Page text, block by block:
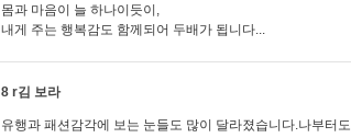
몸과 마음이 늘 하나이듯이,
내게 주는 행복감도 함께되어 두배가 됩니다...
8 r김 보라
유행과 패션감각에 보는 눈들도 많이 달라졌습니다.나부터